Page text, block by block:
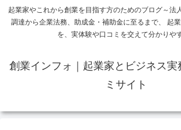
起業家やこれから創業を目指す方のためのブログ～法
調達から企業法務、助成金・補助金に至るまで、 起
を、実体験や口コミを交えて分かりや
創業インフォ｜起業家とビジネス実
ミサイト